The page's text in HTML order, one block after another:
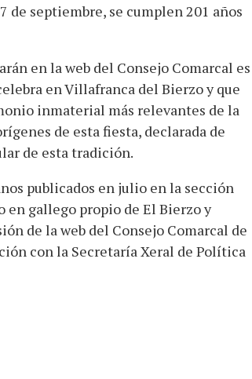
de septiembre, se cumplen 201 años
en la web del Consejo Comarcal es
en Villafranca del Bierzo y que
inmaterial más relevantes de la
de esta fiesta, declarada de
de esta tradición.
publicados en julio en la sección
en gallego propio de El Bierzo y
de la web del Consejo Comarcal de
con la Secretaría Xeral de Política